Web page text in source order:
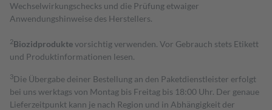
Wechselwirkungschecks und die Prüfung etwaiger
Anwendungshinweise des Herstellers.
2Biozidproduktevorsichtig verwenden. Vor Gebrauch stets Etikett
und Produktinformationen lesen.
3Die Übergabe deiner Bestellung an den Paketdienstleister erfolgt
bei uns werktags von Montag bis Freitag bis 18:00 Uhr. Der genaue
Lieferzeitpunkt kann je nach Region und in Abhängigkeit der